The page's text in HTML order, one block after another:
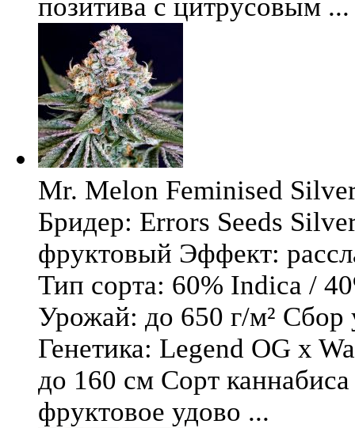
позитива с цитрусовым ...
Mr. Melon Feminised
Бридер: Errors Seeds
фруктовый Эффект:
Тип сорта: 60% Indica /
Урожай: до 650 г/м² Сбор
Генетика: Legend OG x
до 160 см Сорт
фруктовое удово ...